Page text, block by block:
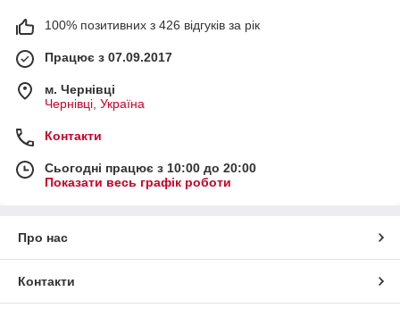
100% позитивних з 426 відгуків за рік
Працює з 07.09.2017
м. Чернівці
Чернівці, Україна
Контакти
Сьогодні працює з 10:00 до 20:00
Показати весь графік роботи
Про нас
Контакти